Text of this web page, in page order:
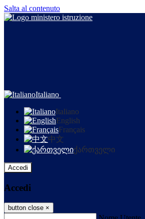
Salta al contenuto
Italiano
Italiano
English
Français
中文
ქართველი
Accedi
Accedi
button close ×